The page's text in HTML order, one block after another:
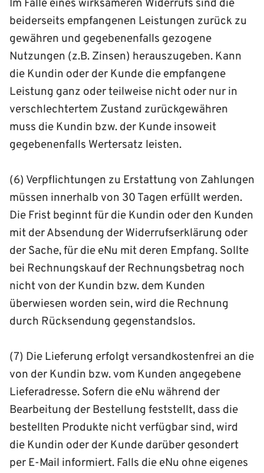
Im Falle eines wirksameren Widerrufs sind die
beiderseits empfangenen Leistungen zurück zu
gewähren und gegebenenfalls gezogene
Nutzungen (z.B. Zinsen) herauszugeben. Kann
die Kundin oder der Kunde die empfangene
Leistung ganz oder teilweise nicht oder nur in
verschlechtertem Zustand zurückgewähren
muss die Kundin bzw. der Kunde insoweit
gegebenenfalls Wertersatz leisten.
(6) Verpflichtungen zu Erstattung von Zahlungen
müssen innerhalb von 30 Tagen erfüllt werden.
Die Frist beginnt für die Kundin oder den Kunden
mit der Absendung der Widerrufserklärung oder
der Sache, für die eNu mit deren Empfang. Sollte
bei Rechnungskauf der Rechnungsbetrag noch
nicht von der Kundin bzw. dem Kunden
überwiesen worden sein, wird die Rechnung
durch Rücksendung gegenstandslos.
(7) Die Lieferung erfolgt versandkostenfrei an die
von der Kundin bzw. vom Kunden angegebene
Lieferadresse. Sofern die eNu während der
Bearbeitung der Bestellung feststellt, dass die
bestellten Produkte nicht verfügbar sind, wird
die Kundin oder der Kunde darüber gesondert
per E-Mail informiert. Falls die eNu ohne eigenes